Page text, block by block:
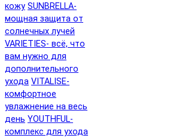
кожу SUNBRELLA-
мощная защита от
солнечных лучей
VARIETIES- всё, что
вам нужно для
дополнительного
ухода VITALISE-
комфортное
увлажнение на весь
день YOUTHFUL-
комплекс для ухода